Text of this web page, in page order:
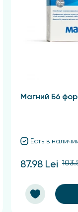
Магний Б6
Есть в
87.98 Lei